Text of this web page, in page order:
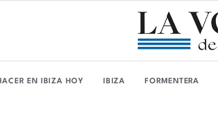
EN IBIZA HOY IBIZA FORMENTERA